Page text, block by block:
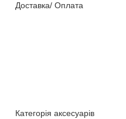
Доставка/ Оплата
Категорія аксесуарів